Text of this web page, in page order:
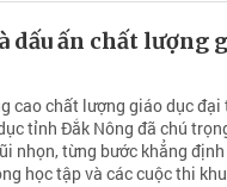
dấu ấn chất lượng
cao chất lượng giáo dục
tỉnh Đắk Nông đã chú
nhọn, từng bước khẳng
học tập và các cuộc thi